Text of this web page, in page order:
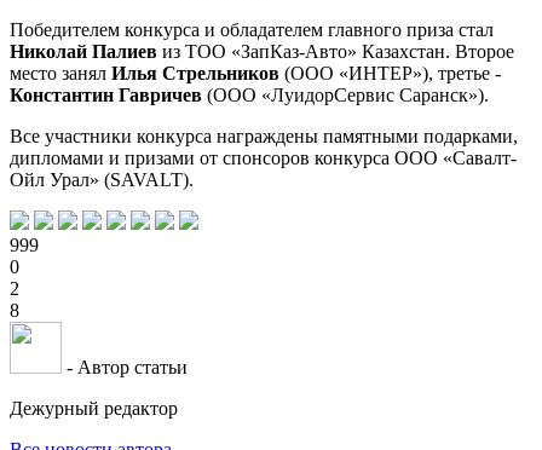
Победителем конкурса и обладателем главного приза стал
Николай Палиев из ТОО «ЗапКаз-Авто» Казахстан. Второе
место занял Илья Стрельников (ООО «ИНТЕР»), третье -
Константин Гавричев (ООО «ЛуидорСервис Саранск»).
Все участники конкурса награждены памятными подарками,
дипломами и призами от спонсоров конкурса ООО «Савалт-
Ойл Урал» (SAVALT).
999
0
2
8
- Автор статьи
Дежурный редактор